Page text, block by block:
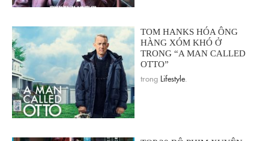
TOM HANKS HÓA ÔNG
HÀNG XÓM KHÓ Ở
TRONG “A MAN CALLED
OTTO”
trong Lifestyle